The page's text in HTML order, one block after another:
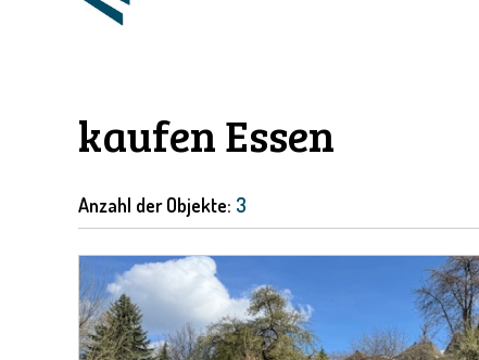
kaufen Essen
Anzahl derObjekte: 3